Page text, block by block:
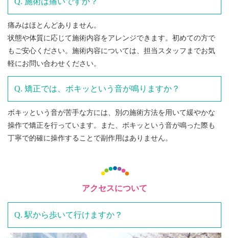
痛みはほとんどありません。
状態や体質に応じて施術内容をアレンジできます。初めての方で
もご安心ください。施術内容については、担当スタッフまでお気
軽にお問い合わせください。
矯正では、ボキッという音が鳴りますか？
ボキッという音が苦手な方には、別の施術方法を用いて緩やかな
操作で矯正を行っています。また、ボキッという音が鳴った際も
丁寧で的確に操作することで副作用はありません。
アクセスについて
駅から歩いて行けますか？